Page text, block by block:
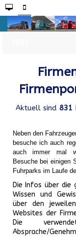
Aktuell sind 831
Neben den
besuche ich auch
auch immer mal
Besuche bei einigen
Fuhrparks im Laufe
Die Infos über die
Wissen und
über den
Websites der
Die
Absprache/